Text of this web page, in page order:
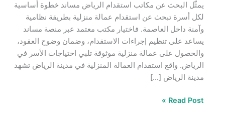
يمثّل البحث عن مكاتب استقدام الرياض مساند خطوة أساسية
لكل أسرة تبحث عن استقدام عمالة منزلية بطريقة نظامية
وآمنة داخل العاصمة. فاختيار مكتب معتمد عبر منصة مساند
يساعد على تنظيم إجراءات الاستقدام، وضمان وضوح العقود،
والحصول على عمالة منزلية موثوقة تلبي احتياجات الأسر في
الرياض. واقع استقدام العمالة المنزلية في مدينة الرياض تشهد
مدينة الرياض […]
Read Post »